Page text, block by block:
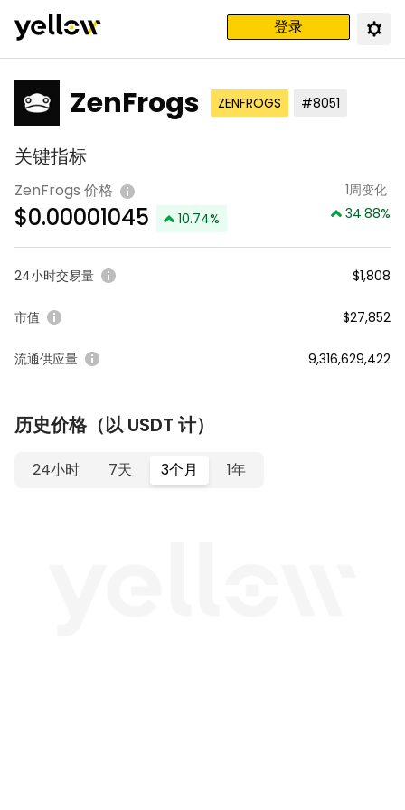
登录
ZenFrogs ZENFROGS #8051
关键指标
ZenFrogs 价格
$0.00001045 10.74%
1周变化
34.88%
24小时交易量 $1,808
市值 $27,852
流通供应量 9,316,629,422
历史价格（以 USDT 计）
24小时 7天 3个月 1年